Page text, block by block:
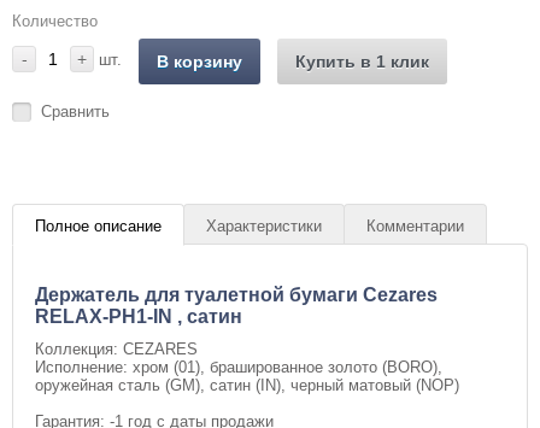
Количество
- + шт. В корзину Купить в 1 клик
Сравнить
Полное описание Характеристики Комментарии
Держатель для туалетной бумаги Cezares
RELAX-PH1-IN , сатин
Коллекция: CEZARES
Исполнение: хром (01), брашированное золото (BORO),
оружейная сталь (GM), сатин (IN), черный матовый (NOP)
Гарантия: -1 год с даты продажи